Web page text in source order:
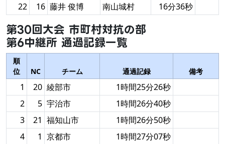
22
16 藤井 俊博 南山城村 16分36秒
第30回大会 市町村対抗の部
第6中継所 通過記録一覧
順
位
NC チーム 通過記録 備考
1 20 綾部市
1時間25分26秒
2
5 宇治市
1時間26分40秒
3
21 福知山市
1時間26分50秒
4
1 京都市
1時間27分07秒